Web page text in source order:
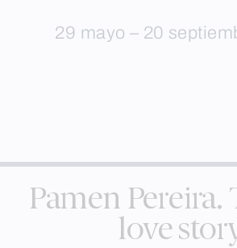
29 mayo – 20
Pamen Pereira.
love